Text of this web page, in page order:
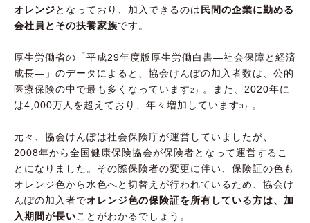
オレンジとなっており、加入できるのは 民間の企業に勤める
会社員とその扶養家族です。
厚生労働省の「平成29年度版厚生労働白書―社会保障と経済
成長―」のデータによると、協会けんぽの加入者数は、公的
医療保険の中で最も多くなっています2）
。また、2020年に
は4,000万人を超えており、年々増加しています3） 。
元々、協会けんぽは社会保険庁が運営していましたが、
2008年から全国健康保険協会が保険者となって運営するこ
とになりました。その際保険者の変更に伴い、保険証の色も
オレンジ色から水色へと切替えが行われているため、協会け
んぽの加入者でオレンジ色の保険証を所有している方は、加
入期間が長いことがわかるでしょう。